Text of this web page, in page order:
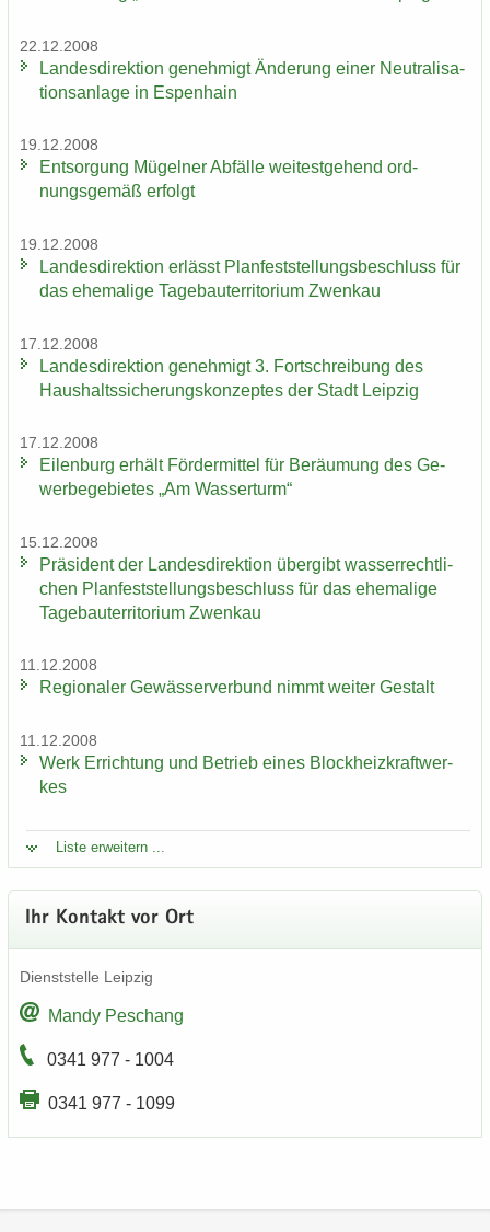
22.12.2008
Lan­des­di­rek­ti­on ge­neh­migt Än­de­rung einer Neu­tra­li­sa­
ti­ons­an­la­ge in Es­pen­hain
19.12.2008
Ent­sor­gung Mü­gel­ner Ab­fäl­le wei­test­ge­hend ord­
nungs­ge­mäß er­folgt
19.12.2008
Lan­des­di­rek­ti­on er­lässt Plan­fest­stel­lungs­be­schluss für
das ehe­ma­li­ge Ta­ge­bau­ter­ri­to­ri­um Zwenkau
17.12.2008
Lan­des­di­rek­ti­on ge­neh­migt 3. Fort­schrei­bung des
Haus­halts­si­che­rungs­kon­zep­tes der Stadt Leip­zig
17.12.2008
Ei­len­burg er­hält För­der­mit­tel für Be­räu­mung des Ge­
wer­be­ge­bie­tes „Am Was­ser­turm“
15.12.2008
Prä­si­dent der Lan­des­di­rek­ti­on über­gibt was­ser­recht­li­
chen Plan­fest­stel­lungs­be­schluss für das ehe­ma­li­ge
Ta­ge­bau­ter­ri­to­ri­um Zwenkau
11.12.2008
Re­gio­na­ler Ge­wäs­ser­ver­bund nimmt wei­ter Ge­stalt
11.12.2008
Werk Er­rich­tung und Be­trieb eines Block­heiz­kraft­wer­
kes
Liste er­wei­tern ...
Ihr Kon­takt vor Ort
Dienst­stel­le Leip­zig
Mandy Peschang
0341 977 - 1004
0341 977 - 1099